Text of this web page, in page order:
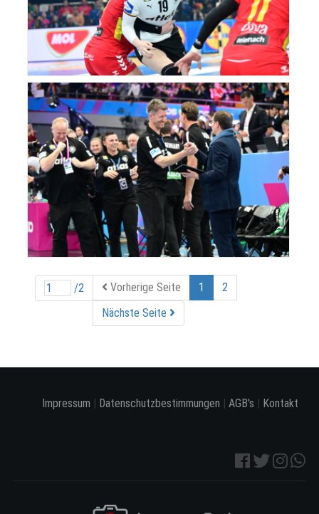
/2 Vorherige Seite 1
2
Nächste Seite
Impressum Datenschutzbestimmungen |AGB's Kontakt